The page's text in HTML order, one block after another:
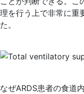
理を行う上で非常に重
た。
なぜARDS患者の食道